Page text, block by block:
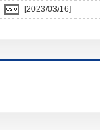
[2023/03/16]